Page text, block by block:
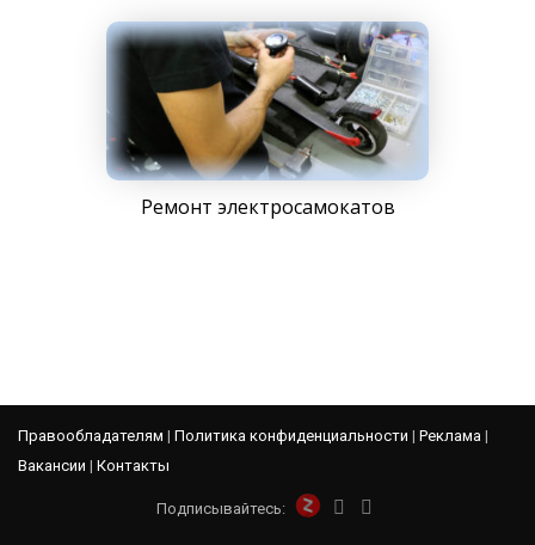
Ремонт электросамокатов
Правообладателям | Политика конфиденциальности | Реклама |
Вакансии | Контакты
Подписывайтесь: